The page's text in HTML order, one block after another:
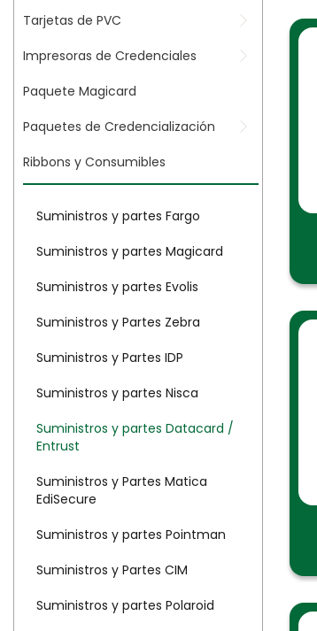
Tarjetas de PVC
Impresoras de Credenciales
Paquete Magicard
Paquetes de Credencialización
Ribbons y Consumibles
Suministros y partes Fargo
Suministros y partes Magicard
Suministros y partes Evolis
Suministros y Partes Zebra
Suministros y Partes IDP
Suministros y partes Nisca
Suministros y partes Datacard /
Entrust
Suministros y Partes Matica
EdiSecure
Suministros y partes Pointman
Suministros y Partes CIM
Suministros y partes Polaroid